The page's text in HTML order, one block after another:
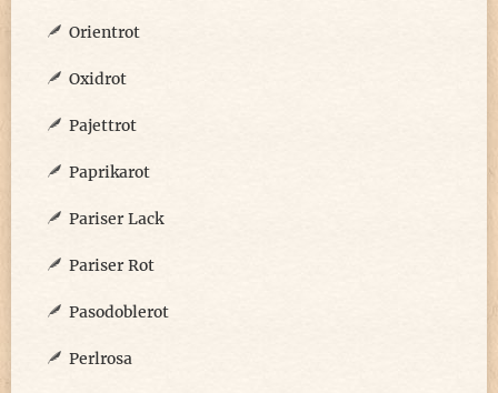
Orientrot
Oxidrot
Pajettrot
Paprikarot
Pariser Lack
Pariser Rot
Pasodoblerot
Perlrosa